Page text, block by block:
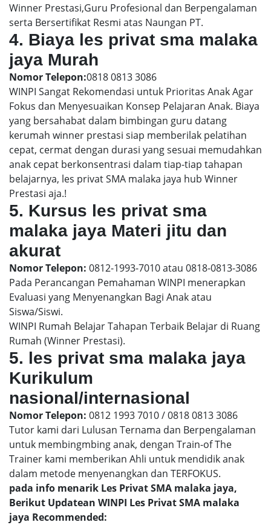
Winner Prestasi,Guru Profesional dan Berpengalaman
serta Bersertifikat Resmi atas Naungan PT.
4. Biaya les privat sma malaka
jaya Murah
Nomor Telepon:0818 0813 3086
WINPI Sangat Rekomendasi untuk Prioritas Anak Agar
Fokus dan Menyesuaikan Konsep Pelajaran Anak. Biaya
yang bersahabat dalam bimbingan guru datang
kerumah winner prestasi siap memberilak pelatihan
cepat, cermat dengan durasi yang sesuai memudahkan
anak cepat berkonsentrasi dalam tiap-tiap tahapan
belajarnya, les privat SMA malaka jaya hub Winner
Prestasi aja.!
5. Kursus les privat sma
malaka jaya Materi jitu dan
akurat
Nomor Telepon: 0812-1993-7010 atau 0818-0813-3086
Pada Perancangan Pemahaman WINPI menerapkan
Evaluasi yang Menyenangkan Bagi Anak atau
Siswa/Siswi.
WINPI Rumah Belajar Tahapan Terbaik Belajar di Ruang
Rumah (Winner Prestasi).
5. les privat sma malaka jaya
Kurikulum
nasional/internasional
Nomor Telepon: 0812 1993 7010 / 0818 0813 3086
Tutor kami dari Lulusan Ternama dan Berpengalaman
untuk membingmbing anak, dengan Train-of The
Trainer kami memberikan Ahli untuk mendidik anak
dalam metode menyenangkan dan TERFOKUS.
pada info menarik Les Privat SMA malaka jaya,
Berikut Updatean WINPI Les Privat SMA malaka
jaya Recommended: